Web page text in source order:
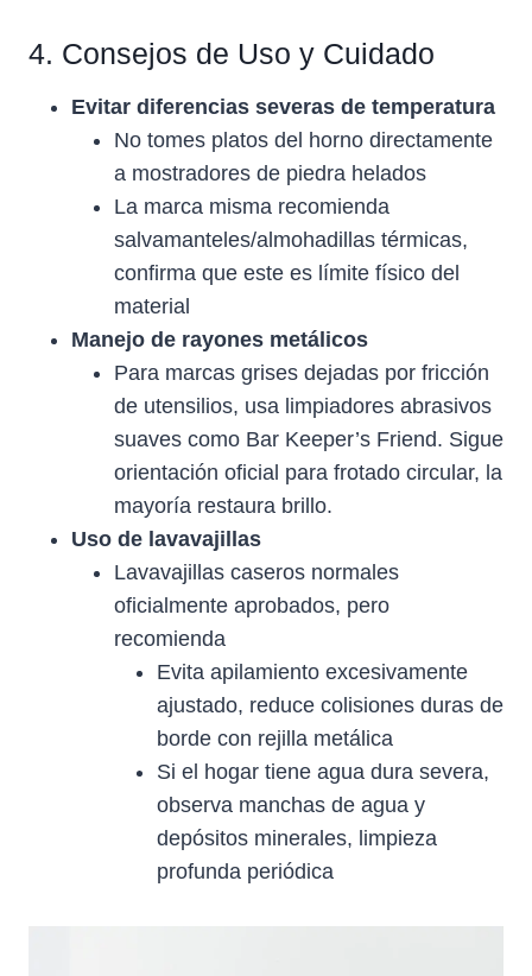
4. Consejos de Uso y Cuidado
Evitar diferencias severas de temperatura
No tomes platos del horno directamente
a mostradores de piedra helados
La marca misma recomienda
salvamanteles/almohadillas térmicas,
confirma que este es límite físico del
material
Manejo de rayones metálicos
Para marcas grises dejadas por fricción
de utensilios, usa limpiadores abrasivos
suaves como Bar Keeper’s Friend. Sigue
orientación oficial para frotado circular, la
mayoría restaura brillo.
Uso de lavavajillas
Lavavajillas caseros normales
oficialmente aprobados, pero
recomienda
Evita apilamiento excesivamente
ajustado, reduce colisiones duras de
borde con rejilla metálica
Si el hogar tiene agua dura severa,
observa manchas de agua y
depósitos minerales, limpieza
profunda periódica